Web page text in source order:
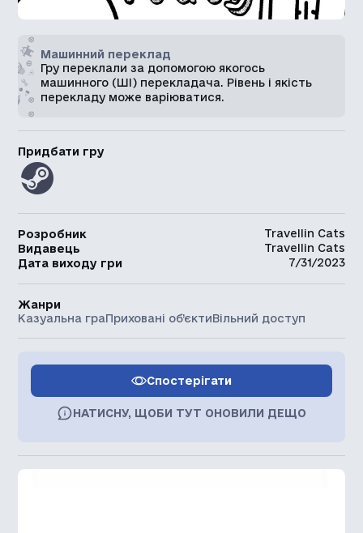
Машинний переклад
Гру переклали за допомогою якогось
машинного (ШІ) перекладача. Рівень і якість
перекладу може варіюватися.
Придбати гру
Розробник
Travellin Cats
Видавець
Travellin Cats
Дата виходу гри
7/31/2023
Жанри
Казуальна граПриховані об’єктиВільний доступ
Спостерігати
НАТИСНУ, ЩОБИ ТУТ ОНОВИЛИ ДЕЩО